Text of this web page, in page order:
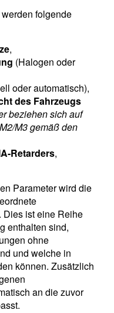
folgende
,
(Halogen oder
oder automatisch),
des Fahrzeugs
beziehen sich auf
M3 gemäß den
Retarders,
Parameter wird die
Dies ist eine Reihe
enthalten sind,
ohne
und welche in
können. Zusätzlich
an die zuvor